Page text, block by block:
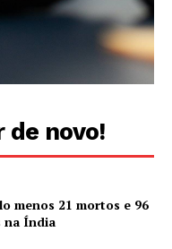
de novo!
menos 21 mortos e 96
na Índia